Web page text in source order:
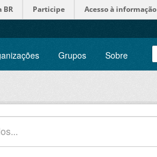
BR Participe Acesso à informação
Grupos Sobre